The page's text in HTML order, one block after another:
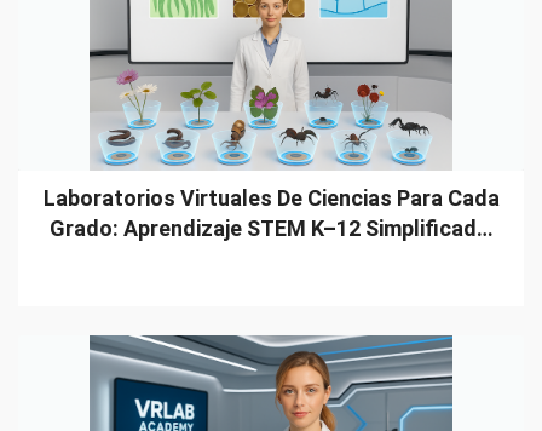
Laboratorios Virtuales De Ciencias Para Cada
Grado: Aprendizaje STEM K–12 Simplificad…